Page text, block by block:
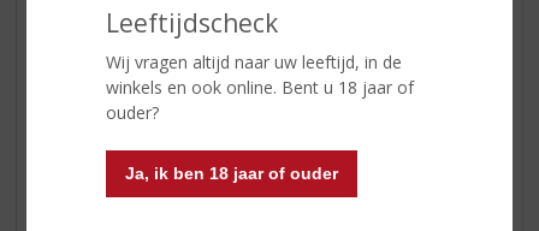
Leeftijdscheck
Wij vragen altijd naar uw leeftijd, in de
winkels en ook online. Bent u 18 jaar of
ouder?
Ja, ik ben 18 jaar of ouder
SHOTJES
FRISDRANK
GLASWERK
GESCHENKVERPAKKING
(RELATIE)GESCHENKEN